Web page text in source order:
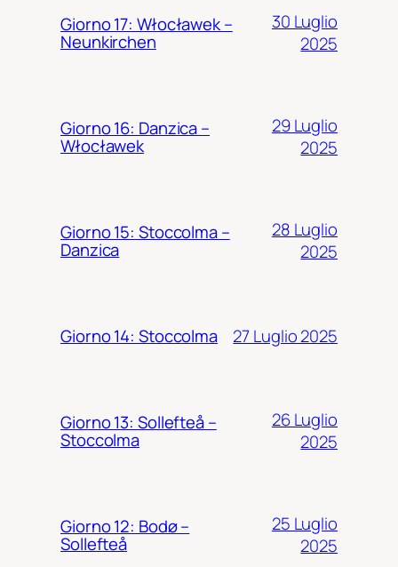
Giorno 17: Włocławek –
Neunkirchen
30 Luglio
2025
Giorno 16: Danzica –
Włocławek
29 Luglio
2025
Giorno 15: Stoccolma –
Danzica
28 Luglio
2025
Giorno 14: Stoccolma 27 Luglio 2025
Giorno 13: Sollefteå –
Stoccolma
26 Luglio
2025
Giorno 12: Bodø –
Sollefteå
25 Luglio
2025